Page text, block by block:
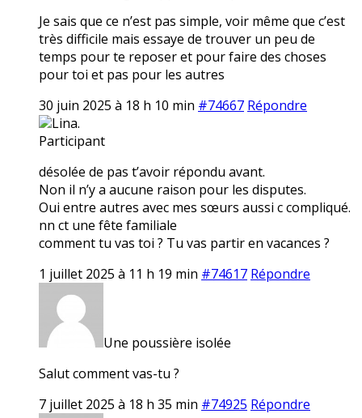
Je sais que ce n’est pas simple, voir même que c’est
très difficile mais essaye de trouver un peu de
temps pour te reposer et pour faire des choses
pour toi et pas pour les autres
30 juin 2025 à 18 h 10 min #74667 Répondre
Lina.
Participant
désolée de pas t’avoir répondu avant.
Non il n’y a aucune raison pour les disputes.
Oui entre autres avec mes sœurs aussi c compliqué.
nn ct une fête familiale
comment tu vas toi ? Tu vas partir en vacances ?
1 juillet 2025 à 11 h 19 min #74617 Répondre
Une poussière isolée
Salut comment vas-tu ?
7 juillet 2025 à 18 h 35 min #74925 Répondre